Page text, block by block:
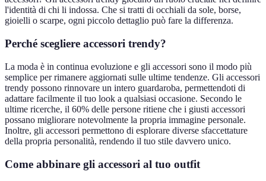
l'identità di chi li indossa. Che si tratti di occhiali da sole, borse,
gioielli o scarpe, ogni piccolo dettaglio può fare la differenza.
Perché scegliere accessori trendy?
La moda è in continua evoluzione e gli accessori sono il modo più
semplice per rimanere aggiornati sulle ultime tendenze. Gli accessori
trendy possono rinnovare un intero guardaroba, permettendoti di
adattare facilmente il tuo look a qualsiasi occasione. Secondo le
ultime ricerche, il 60% delle persone ritiene che i giusti accessori
possano migliorare notevolmente la propria immagine personale.
Inoltre, gli accessori permettono di esplorare diverse sfaccettature
della propria personalità, rendendo il tuo stile davvero unico.
Come abbinare gli accessori al tuo outfit